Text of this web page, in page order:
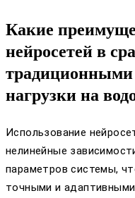
Какие
нейросетей в
традиционными
нагрузки на
Использование
нелинейные
параметров системы,
точными и